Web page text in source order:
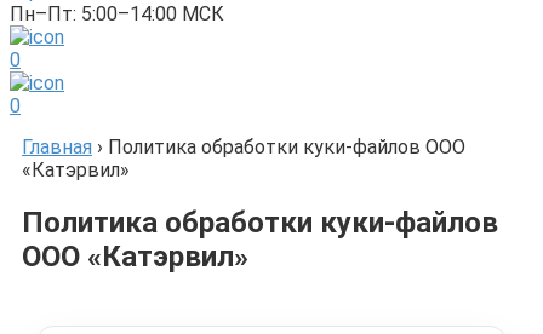
Пн–Пт: 5:00–14:00 МСК
0
0
Главная › Политика обработки куки-файлов ООО
«Катэрвил»
Политика обработки куки-файлов
ООО «Катэрвил»